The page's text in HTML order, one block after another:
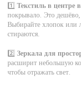
1️⃣ Текстиль в центре
покрывало. Это
Выбирайте хлопок или
стираются.
2️⃣ Зеркала для
расширит небольшую
чтобы отражать свет.